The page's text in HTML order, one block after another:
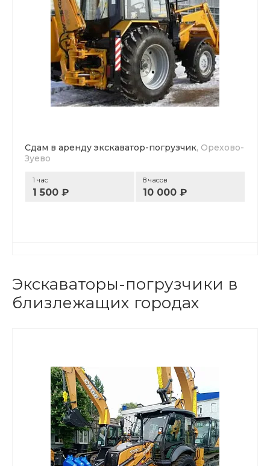
Сдам в аренду экскаватор-погрузчик, Орехово-
Зуево
1 час
1 500 ₽
8 часов
10 000 ₽
Экскаваторы-погрузчики в
близлежащих городах